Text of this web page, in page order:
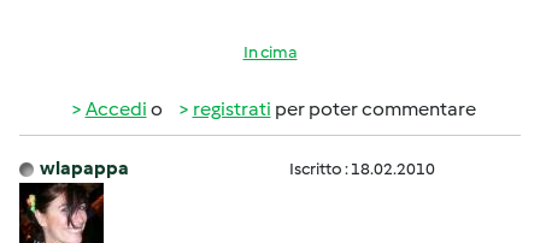
In cima
Accedi o registrati per poter commentare
wlapappa Iscritto : 18.02.2010